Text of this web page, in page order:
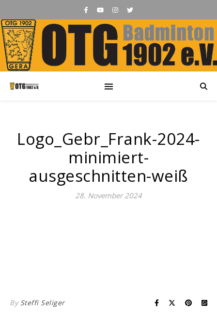
Logo_Gebr_Frank-2024-
minimiert-
ausgeschnitten-weiß
28. November 2024
By Steffi Seliger